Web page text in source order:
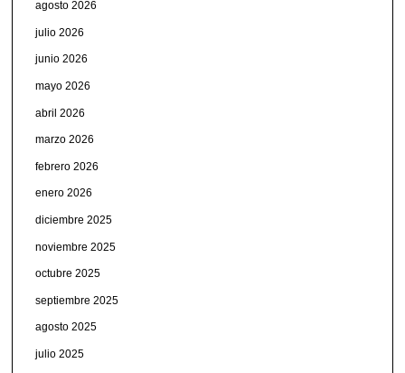
agosto 2026
julio 2026
junio 2026
mayo 2026
abril 2026
marzo 2026
febrero 2026
enero 2026
diciembre 2025
noviembre 2025
octubre 2025
septiembre 2025
agosto 2025
julio 2025